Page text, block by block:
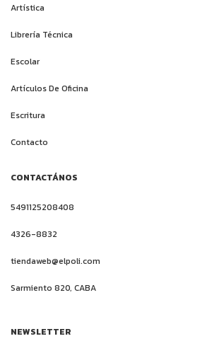
Artística
Librería Técnica
Escolar
Artículos De Oficina
Escritura
Contacto
CONTACTÁNOS
5491125208408
4326-8832
tiendaweb@elpoli.com
Sarmiento 820, CABA
NEWSLETTER